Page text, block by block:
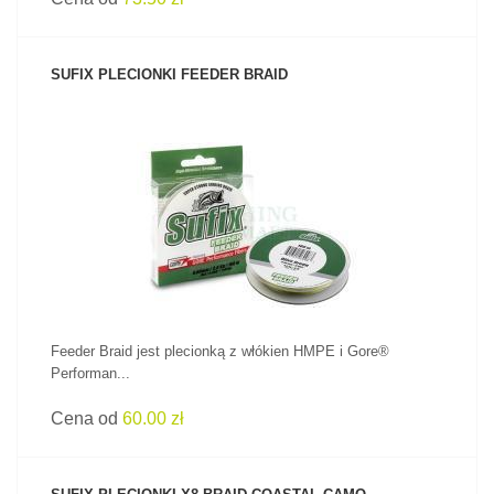
SUFIX PLECIONKI FEEDER BRAID
ZOBACZ PRODUKT
Feeder Braid jest plecionką z włókien HMPE i Gore®
Performan...
Cena od 60.00 zł